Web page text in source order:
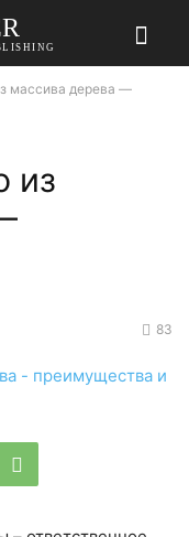
массива дерева —
из
83